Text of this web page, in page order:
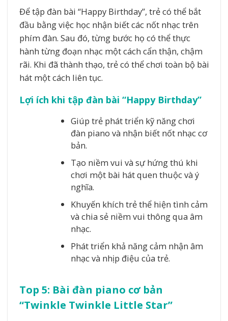
Để tập đàn bài “Happy Birthday”, trẻ có thể bắt
đầu bằng việc học nhận biết các nốt nhạc trên
phím đàn. Sau đó, từng bước họ có thể thực
hành từng đoạn nhạc một cách cẩn thận, chậm
rãi. Khi đã thành thạo, trẻ có thể chơi toàn bộ bài
hát một cách liên tục.
Lợi ích khi tập đàn bài “Happy Birthday”
Giúp trẻ phát triển kỹ năng chơi
đàn piano và nhận biết nốt nhạc cơ
bản.
Tạo niềm vui và sự hứng thú khi
chơi một bài hát quen thuộc và ý
nghĩa.
Khuyến khích trẻ thể hiện tình cảm
và chia sẻ niềm vui thông qua âm
nhạc.
Phát triển khả năng cảm nhận âm
nhạc và nhịp điệu của trẻ.
Top 5: Bài đàn piano cơ bản
“Twinkle Twinkle Little Star”